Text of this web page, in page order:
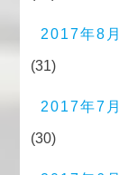
2017年8月
(31)
2017年7月
(30)